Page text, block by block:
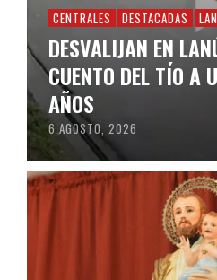
CENTRALES DESTACADAS
DESVALIJAN EN
CUENTO DEL TÍO A
AÑOS
6 AGOSTO, 2026